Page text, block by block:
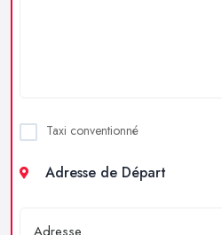
Taxi conventionné
Adresse de Départ